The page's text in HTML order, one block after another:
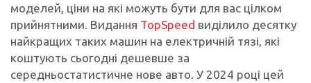
моделей, ціни на які можуть бути для вас цілком
прийнятними. Видання TopSpeed виділило десятку
найкращих таких машин на електричній тязі, які
коштують сьогодні дешевше за
середньостатистичне нове авто. У 2024 році цей